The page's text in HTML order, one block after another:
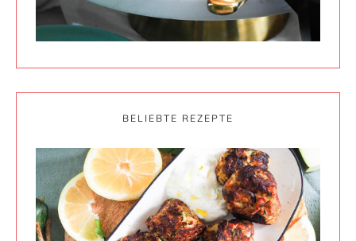
BELIEBTE REZEPTE